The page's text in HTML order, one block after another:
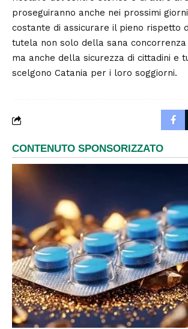
proseguiranno anche nei prossimi
costante di assicurare il pieno rispetto
tutela non solo della sana
ma anche della sicurezza di cittadini e
scelgono Catania per i loro soggiorni.